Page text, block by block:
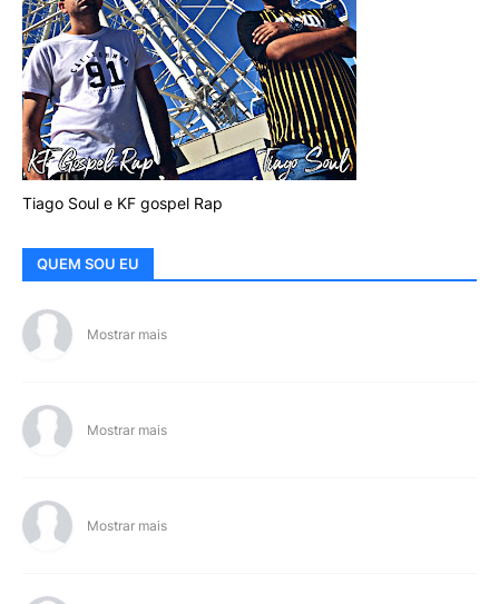
Tiago Soul e KF gospel Rap
QUEM SOU EU
Mostrar mais
Mostrar mais
Mostrar mais